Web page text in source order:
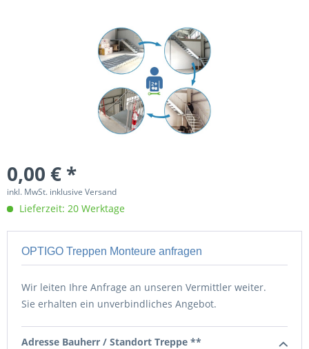
0,00 € *
inkl. MwSt. inklusive Versand
Lieferzeit: 20 Werktage
OPTIGO Treppen Monteure anfragen
Wir leiten Ihre Anfrage an unseren Vermittler weiter.
Sie erhalten ein unverbindliches Angebot.
Adresse Bauherr / Standort Treppe **